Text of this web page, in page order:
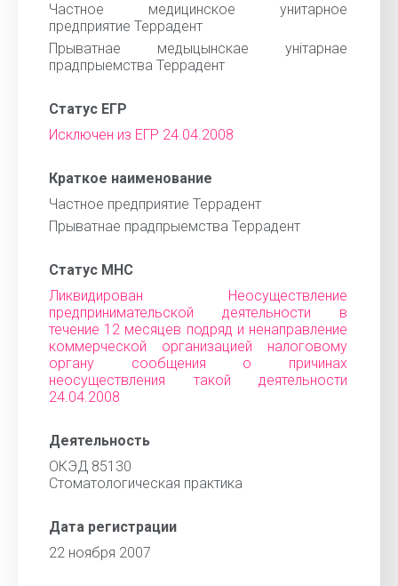
Частное медицинское унитарное
предприятие Террадент
Прыватнае медыцынскае унiтарнае
прадпрыемства Террадент
Статус ЕГР
Исключен из ЕГР 24.04.2008
Краткое наименование
Частное предприятие Террадент
Прыватнае прадпрыемства Террадент
Статус МНС
Ликвидирован Неосуществление
предпринимательской деятельности в
течение 12 месяцев подряд и ненаправление
коммерческой организацией налоговому
органу сообщения о причинах
неосуществления такой деятельности
24.04.2008
Деятельность
ОКЭД 85130
Стоматологическая практика
Дата регистрации
22 ноября 2007